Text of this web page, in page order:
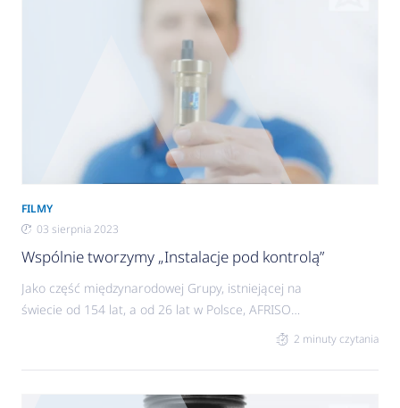
FILMY
03 sierpnia 2023
Wspólnie tworzymy „Instalacje pod kontrolą”
Jako część międzynarodowej Grupy, istniejącej na
świecie od 154 lat, a od 26 lat w Polsce, AFRISO
stawia na jakość pod każdym względem: długiej
norm oraz doskonałych usług wspierających
instalatorów na miejscu ich pracy. Powstanie
2 minuty czytania